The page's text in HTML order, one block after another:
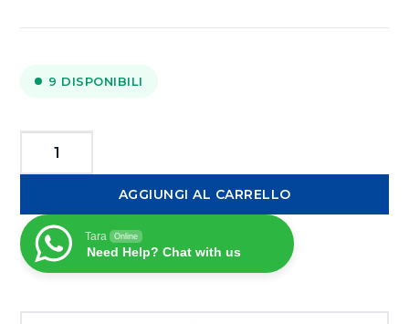
9 DISPONIBILI
Robertson's
Arance
senza
Scorza
AGGIUNGI AL CARRELLO
Tara Online
Need Help? Chat with us